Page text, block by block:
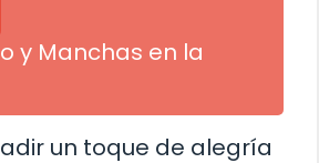
y Manchas en la
un toque de alegría